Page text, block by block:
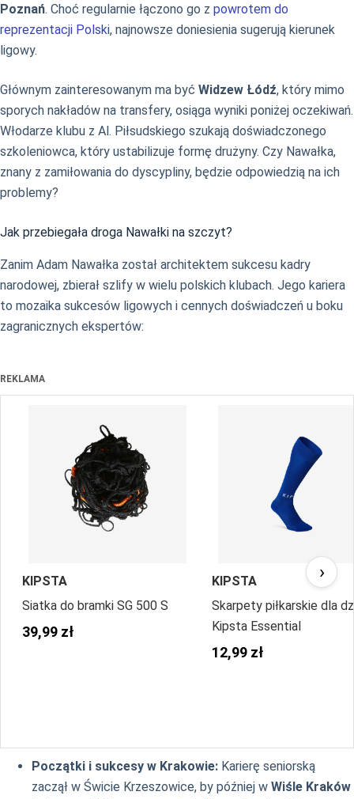
Poznań. Choć regularnie łączono go z powrotem do
reprezentacji Polski, najnowsze doniesienia sugerują kierunek
ligowy.
Głównym zainteresowanym ma być Widzew Łódź, który mimo
sporych nakładów na transfery, osiąga wyniki poniżej oczekiwań.
Włodarze klubu z Al. Piłsudskiego szukają doświadczonego
szkoleniowca, który ustabilizuje formę drużyny. Czy Nawałka,
znany z zamiłowania do dyscypliny, będzie odpowiedzią na ich
problemy?
Jak przebiegała droga Nawałki na szczyt?
Zanim Adam Nawałka został architektem sukcesu kadry
narodowej, zbierał szlify w wielu polskich klubach. Jego kariera
to mozaika sukcesów ligowych i cennych doświadczeń u boku
zagranicznych ekspertów:
REKLAMA
KIPSTA
Siatka do bramki SG 500 S
39,99 zł
KIPSTA
Skarpety piłkarskie dla
Kipsta Essential
12,99 zł
›
Początki i sukcesy w Krakowie: Karierę seniorską
zaczął w Świcie Krzeszowice, by później w Wiśle Kraków